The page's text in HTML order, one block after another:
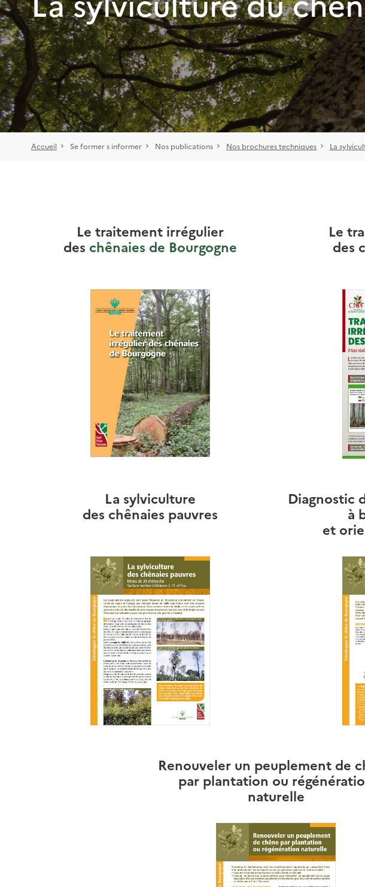
Accueil Se former s informer Nos publications Nos brochures techniques La
Le traitement irrégulier
des chênaies de Bourgogne
Le
des
La sylviculture
des chênaies pauvres
Diagnostic
à
et
Renouveler un peuplement de
par plantation ou
naturelle